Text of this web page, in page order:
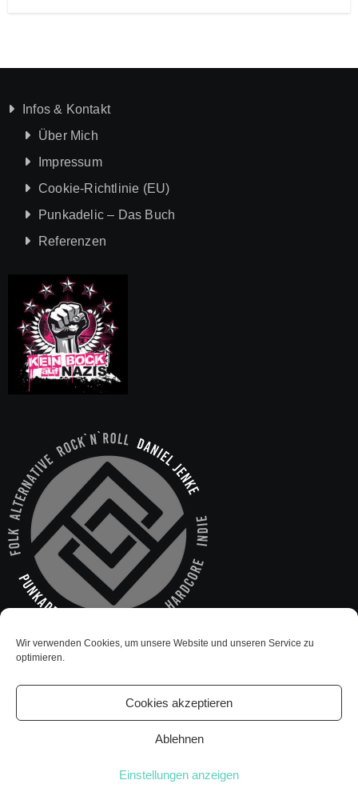
Wir verwenden Cookies, um unsere Website und unseren Service zu
optimieren.
Cookies akzeptieren
Ablehnen
Einstellungen anzeigen
Infos & Kontakt
Über Mich
Impressum
Cookie-Richtlinie (EU)
Punkadelic – Das Buch
Referenzen